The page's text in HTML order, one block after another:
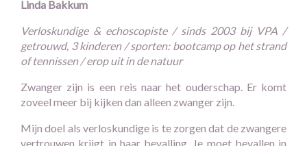
Linda Bakkum
Verloskundige & echoscopiste / sinds 2003 bij VPA /
getrouwd, 3 kinderen / sporten: bootcamp op het strand
of tennissen / erop uit in de natuur
Zwanger zijn is een reis naar het ouderschap. Er komt
zoveel meer bij kijken dan alleen zwanger zijn.
Mijn doel als verloskundige is te zorgen dat de zwangere
vertrouwen krijgt in haar bevalling. Je moet bevallen in